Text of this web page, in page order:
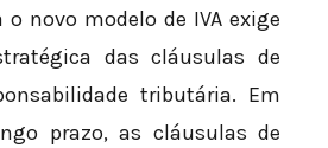
novo modelo de IVA exige
das cláusulas de
tributária. Em
prazo, as cláusulas de